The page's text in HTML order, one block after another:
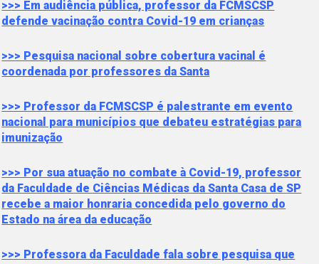
>>> Em audiência pública, professor da FCMSCSP
defende vacinação contra Covid-19 em crianças
>>> Pesquisa nacional sobre cobertura vacinal é
coordenada por professores da Santa
>>> Professor da FCMSCSP é palestrante em evento
nacional para municípios que debateu estratégias para
imunização
>>> Por sua atuação no combate à Covid-19, professor
da Faculdade de Ciências Médicas da Santa Casa de SP
recebe a maior honraria concedida pelo governo do
Estado na área da educação
>>> Professora da Faculdade fala sobre pesquisa que